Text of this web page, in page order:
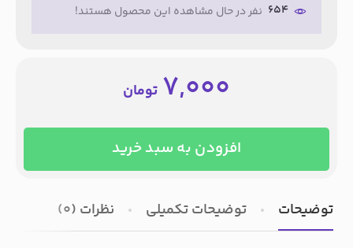
654 نفر در حال مشاهده این محصول هستند!
7,000 تومان
افزودن به سبد خرید
توضیحات توضیحات تکمیلی نظرات (0)